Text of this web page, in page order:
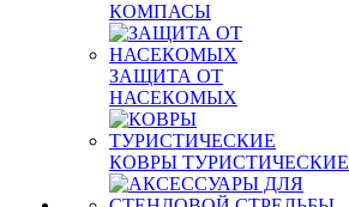
КОМПАСЫ
ЗАЩИТА ОТ
НАСЕКОМЫХ
КОВРЫ ТУРИСТИЧЕСКИЕ